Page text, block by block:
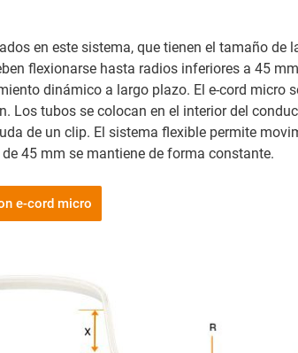
en este sistema, que tienen el tamaño de
flexionarse hasta radios inferiores a 45
dinámico a largo plazo. El e-cord micro
Los tubos se colocan en el interior del
de un clip. El sistema flexible permite
45 mm se mantiene de forma constante.
e-cord micro